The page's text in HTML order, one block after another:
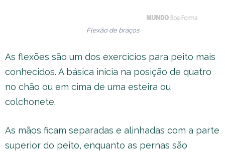
Flexão de braços
As flexões são um dos exercícios para peito mais
conhecidos. A básica inicia na posição de quatro
no chão ou em cima de uma esteira ou
colchonete.
As mãos ficam separadas e alinhadas com a parte
superior do peito, enquanto as pernas são